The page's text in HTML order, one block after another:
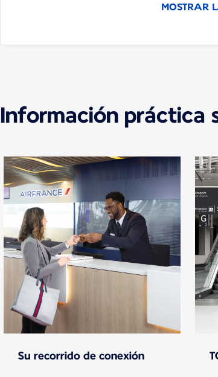
MOSTRAR
Información práctica
Su recorrido de conexión